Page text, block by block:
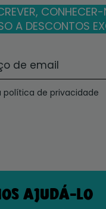
CONHECER-
A DESCONTOS
política de privacidade
AJUDÁ-LO